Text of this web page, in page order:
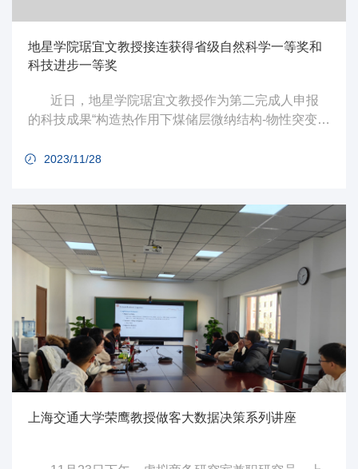
地星学院琚宜文教授接连获得省级自然科学一等奖和
科技进步一等奖
的科技成果“构造热作用下煤储层微纳结构-物性突变特
一等奖；在此之前，琚宜文教授作为第三完成人申报
奖。
2023/11/28
上海交通大学荣鹰教授做客大数据决策系列讲座